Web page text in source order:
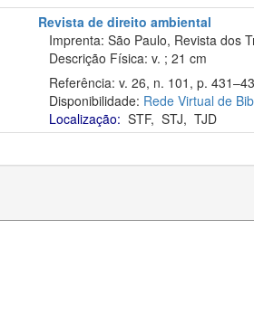
Revista de direito ambiental
Imprenta: São Paulo, Revista dos
Descrição Física: v. ; 21 cm
Referência: v. 26, n. 101, p.
Disponibilidade: Rede Virtual de
Localização: STF, STJ, TJD